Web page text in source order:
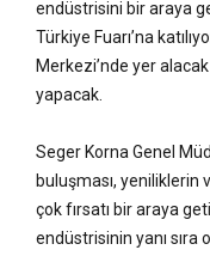
endüstrisini bir araya
Türkiye Fuarı’na
Merkezi’nde yer
yapacak.
Seger Korna Genel
buluşması, yeniliklerin
çok fırsatı bir araya
endüstrisinin yanı